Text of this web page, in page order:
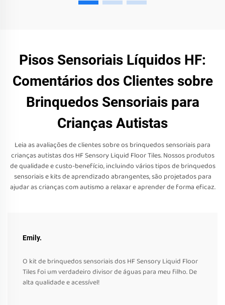
Pisos Sensoriais Líquidos HF:
Comentários dos Clientes sobre
Brinquedos Sensoriais para
Crianças Autistas
Leia as avaliações de clientes sobre os brinquedos sensoriais para
crianças autistas dos HF Sensory Liquid Floor Tiles. Nossos produtos
de qualidade e custo-benefício, incluindo vários tipos de brinquedos
sensoriais e kits de aprendizado abrangentes, são projetados para
ajudar as crianças com autismo a relaxar e aprender de forma eficaz.
Emily.
O kit de brinquedos sensoriais dos HF Sensory Liquid Floor
Tiles foi um verdadeiro divisor de águas para meu filho. De
alta qualidade e acessível!